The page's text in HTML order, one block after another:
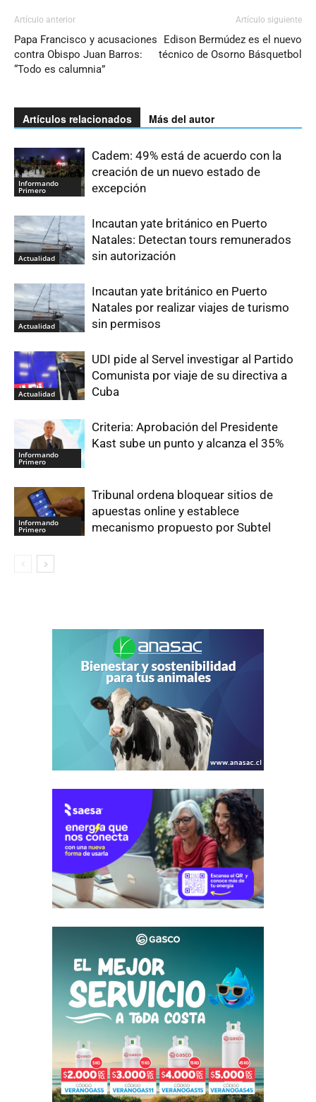
Artículo anterior
Papa Francisco y acusaciones
contra Obispo Juan Barros:
“Todo es calumnia”
Artículo siguiente
Edison Bermúdez es el nuevo
técnico de Osorno Básquetbol
Artículos relacionados Más del autor
Informando
Primero
Cadem: 49% está de acuerdo con la
creación de un nuevo estado de
excepción
Actualidad
Incautan yate británico en Puerto
Natales: Detectan tours remunerados
sin autorización
Actualidad
Incautan yate británico en Puerto
Natales por realizar viajes de turismo
sin permisos
Actualidad
UDI pide al Servel investigar al Partido
Comunista por viaje de su directiva a
Cuba
Informando
Primero
Criteria: Aprobación del Presidente
Kast sube un punto y alcanza el 35%
Informando
Primero
Tribunal ordena bloquear sitios de
apuestas online y establece
mecanismo propuesto por Subtel